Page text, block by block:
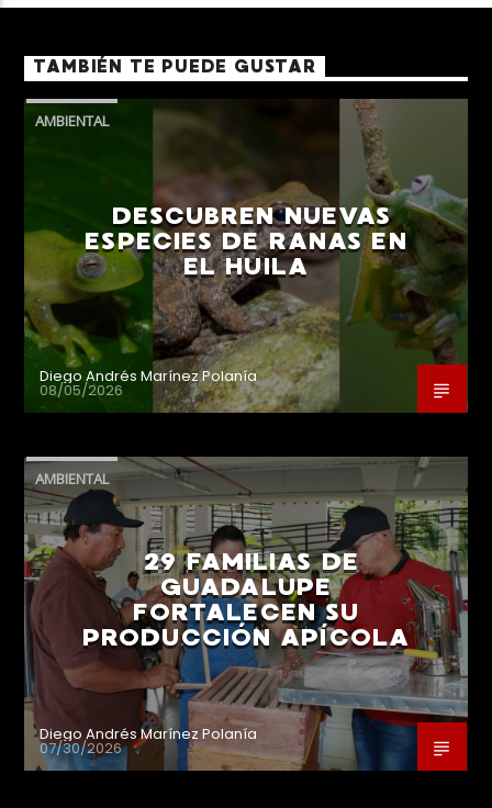
TAMBIÉN TE PUEDE GUSTAR
AMBIENTAL
DESCUBREN NUEVAS
ESPECIES DE RANAS EN
EL HUILA
Diego Andrés Marínez Polanía
08/05/2026
AMBIENTAL
29 FAMILIAS DE
GUADALUPE
FORTALECEN SU
PRODUCCIÓN APÍCOLA
Diego Andrés Marínez Polanía
07/30/2026